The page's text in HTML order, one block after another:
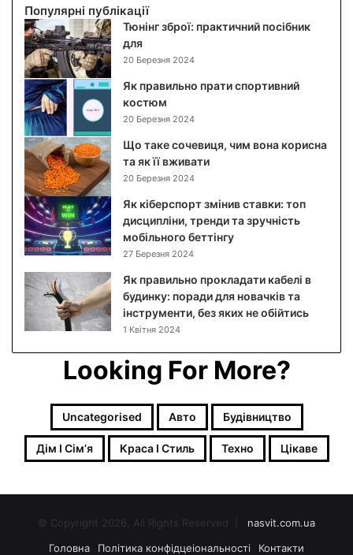
и
й
с
а
л
а
т
:
п
о
к
р
о
к
о
в
и
й
р
е
е
о
Популярні публікації
Тюнінг зброї: практичний посібник
для
20 Березня 2024
Як правильно прати спортивний
костюм
20 Березня 2024
Що таке сочевиця, чим вона корисна
та як її вживати
20 Березня 2024
Як кіберспорт змінив ставки: топ
дисципліни, тренди та зручність
мобільного беттінгу
27 Березня 2024
Як правильно прокладати кабелі в
будинку: поради для новачків та
інструменти, без яких не обійтись
1 Квітня 2024
Looking For More?
Uncategorised Авто Будівництво
Дім І Сімʼя Краса І Стиль Техно Цікаве
© Copyright 2026, All Rights Reserved |
nasvit.com.ua
Головна
Політика конфідцеіональності Контакти